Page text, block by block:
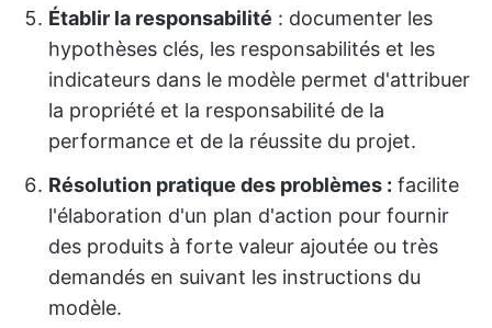
Établir la responsabilité : documenter les
hypothèses clés, les responsabilités et les
indicateurs dans le modèle permet d'attribuer
la propriété et la responsabilité de la
performance et de la réussite du projet.
Résolution pratique des problèmes : facilite
l'élaboration d'un plan d'action pour fournir
des produits à forte valeur ajoutée ou très
demandés en suivant les instructions du
modèle.